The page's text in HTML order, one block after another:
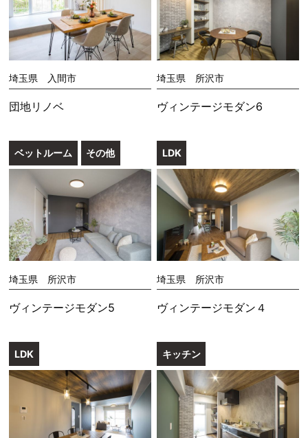
埼玉県 入間市
団地リノベ
埼玉県 所沢市
ヴィンテージモダン6
ベットルーム その他
埼玉県 所沢市
ヴィンテージモダン5
LDK
埼玉県 所沢市
ヴィンテージモダン４
LDK キッチン